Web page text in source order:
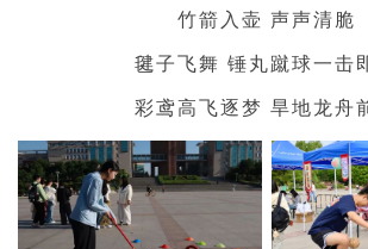
竹箭入壶 声声清脆
毽子飞舞 锤丸蹴球一击
彩鸢高飞逐梦 旱地龙舟